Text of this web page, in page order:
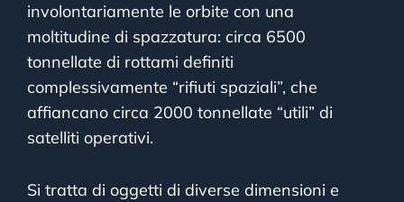
involontariamente le orbite con una
moltitudine di spazzatura: circa 6500
tonnellate di rottami definiti
complessivamente “rifiuti spaziali”, che
affiancano circa 2000 tonnellate “utili” di
satelliti operativi.
Si tratta di oggetti di diverse dimensioni e